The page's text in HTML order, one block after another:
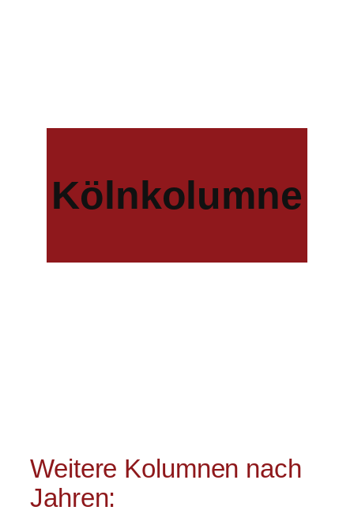
Kölnkolumne
Weitere Kolumnen nach
Jahren: